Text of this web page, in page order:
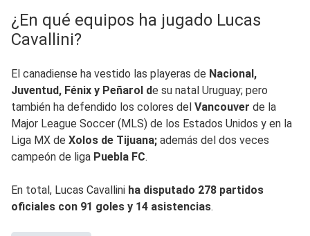
¿En qué equipos ha jugado Lucas
Cavallini?
El canadiense ha vestido las playeras de Nacional,
Juventud, Fénix y Peñarol de su natal Uruguay; pero
también ha defendido los colores del Vancouver de la
Major League Soccer (MLS) de los Estados Unidos y en la
Liga MX de Xolos de Tijuana; además del dos veces
campeón de liga Puebla FC.
En total, Lucas Cavallini ha disputado 278 partidos
oficiales con 91 goles y 14 asistencias.